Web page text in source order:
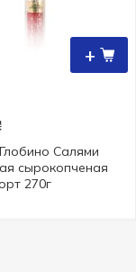
+
Салями
сырокопченая
270г